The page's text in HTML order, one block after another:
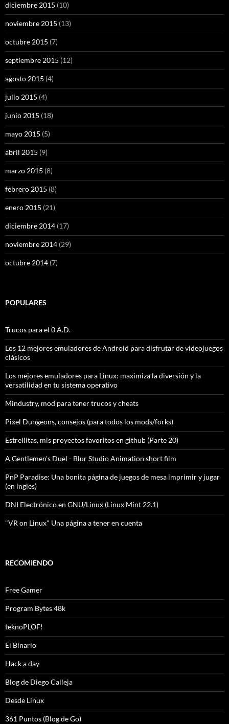
diciembre 2015 (10)
noviembre 2015 (13)
octubre 2015 (7)
septiembre 2015 (12)
agosto 2015 (4)
julio 2015 (4)
junio 2015 (18)
mayo 2015 (5)
abril 2015 (9)
marzo 2015 (8)
febrero 2015 (8)
enero 2015 (21)
diciembre 2014 (17)
noviembre 2014 (29)
octubre 2014 (7)
POPULARES
Trucos para el 0 A.D.
Los 12 mejores emuladores de Android para disfrutar de videojuegos
clásicos
Los mejores emuladores para Linux: maximiza la diversión y la
versatilidad en tu sistema operativo
Mindustry, mod para tener trucos y cheats
Pixel Dungeons, consejos (para todos los mods/forks)
Estrellitas, mis proyectos favoritos en github (Parte 20)
A Gentlemen's Duel - Blur Studio Animation short film
PnP Paradise: Una bonita página de juegos de mesa imprimir y jugar
(en ingles)
DNI Electrónico en GNU/Linux (Linux Mint 22.1)
"VR on Linux" Una página a tener en cuenta
RECOMIENDO
Free Gamer
Program Bytes 48k
teknoPLOF!
El Binario
Hack a day
Blog de Diego Calleja
Desde Linux
361 Puntos (Blog de Go)